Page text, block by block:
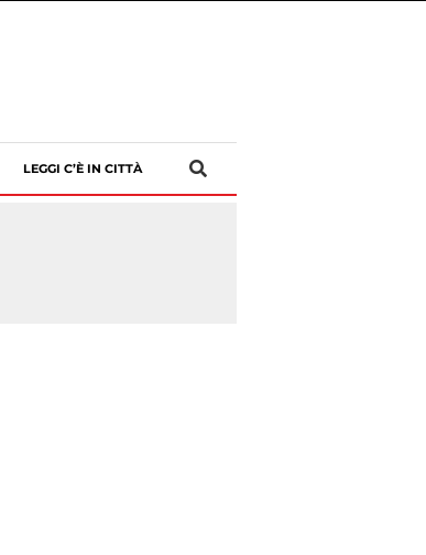
LEGGI C’È IN CITTÀ